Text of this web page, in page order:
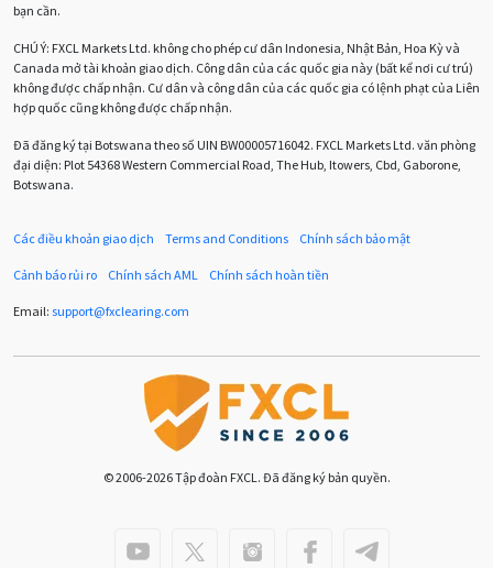
Chuyên gia cố vấn Chuyên gia tư vấn
Con số xu hướng Các mức Fibonacci Cắt lỗ
Dừng lại Dừng lỗ
EUR / AUD EUR / USD
EURJPY EURUSD Euro
Expert Advisor Expert Advisors FOMC
bạn cần.
CHÚ Ý: FXCL Markets Ltd. không cho phép cư dân Indonesia, Nhật Bản, Hoa Kỳ và
Canada mở tài khoản giao dịch. Công dân của các quốc gia này (bất kể nơi cư trú)
không được chấp nhận. Cư dân và công dân của các quốc gia có lệnh phạt của Liên
hợp quốc cũng không được chấp nhận.
Đã đăng ký tại Botswana theo số UIN BW00005716042. FXCL Markets Ltd. văn phòng
đại diện: Plot 54368 Western Commercial Road, The Hub, Itowers, Cbd, Gaborone,
Botswana.
Các điều khoản giao dịch Terms and Conditions Chính sách bảo mật
Cảnh báo rủi ro Chính sách AML Chính sách hoàn tiền
Email: support@fxclearing.com
© 2006-2026 Tập đoàn FXCL. Đã đăng ký bản quyền.